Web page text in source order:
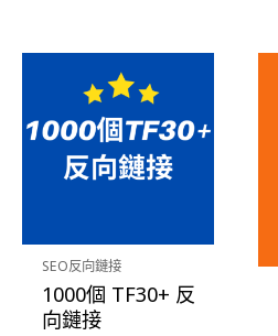
SEO反向鏈接
1000個 TF30+ 反
向鏈接